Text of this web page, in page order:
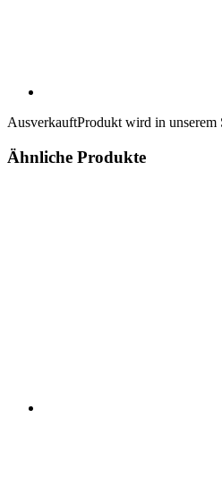
AusverkauftProdukt wird in unserem
Ähnliche Produkte